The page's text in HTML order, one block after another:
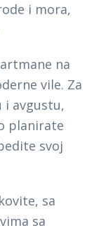
i mora,
na
vile. Za
i avgustu,
planirate
svoj
sa
sa